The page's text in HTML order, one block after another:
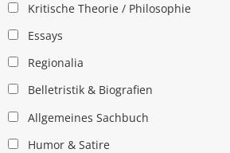
Kritische Theorie / Philosophie
Essays
Regionalia
Belletristik & Biografien
Allgemeines Sachbuch
Humor & Satire